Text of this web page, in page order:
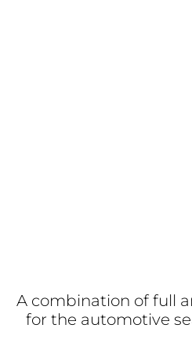
A combination of full
for the automotive